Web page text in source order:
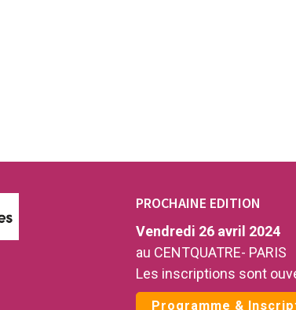
PROCHAINE EDITION
Vendredi 26 avril 2024
au CENTQUATRE- PARIS
Les inscriptions sont
Programme &